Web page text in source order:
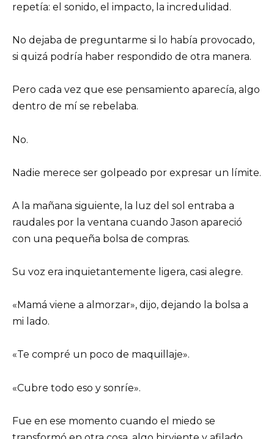
repetía: el sonido, el impacto, la incredulidad.
No dejaba de preguntarme si lo había provocado,
si quizá podría haber respondido de otra manera.
Pero cada vez que ese pensamiento aparecía, algo
dentro de mí se rebelaba.
No.
Nadie merece ser golpeado por expresar un límite.
A la mañana siguiente, la luz del sol entraba a
raudales por la ventana cuando Jason apareció
con una pequeña bolsa de compras.
Su voz era inquietantemente ligera, casi alegre.
«Mamá viene a almorzar», dijo, dejando la bolsa a
mi lado.
«Te compré un poco de maquillaje».
«Cubre todo eso y sonríe».
Fue en ese momento cuando el miedo se